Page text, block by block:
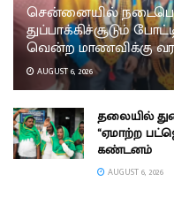
சென்னையில்
துப்பாக்கிச்சூடும்
வென்ற மாணவிக்கு
AUGUST 6, 2026
தலையில்
“ஏமாற்ற
கண்டனம்
AUGUST 6, 2026